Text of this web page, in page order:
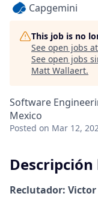
Capgemini
This job is no
See open jobs at
See open jobs
Matt Wallaert.
Software
Mexico
Posted on Mar 12,
Reclutador: